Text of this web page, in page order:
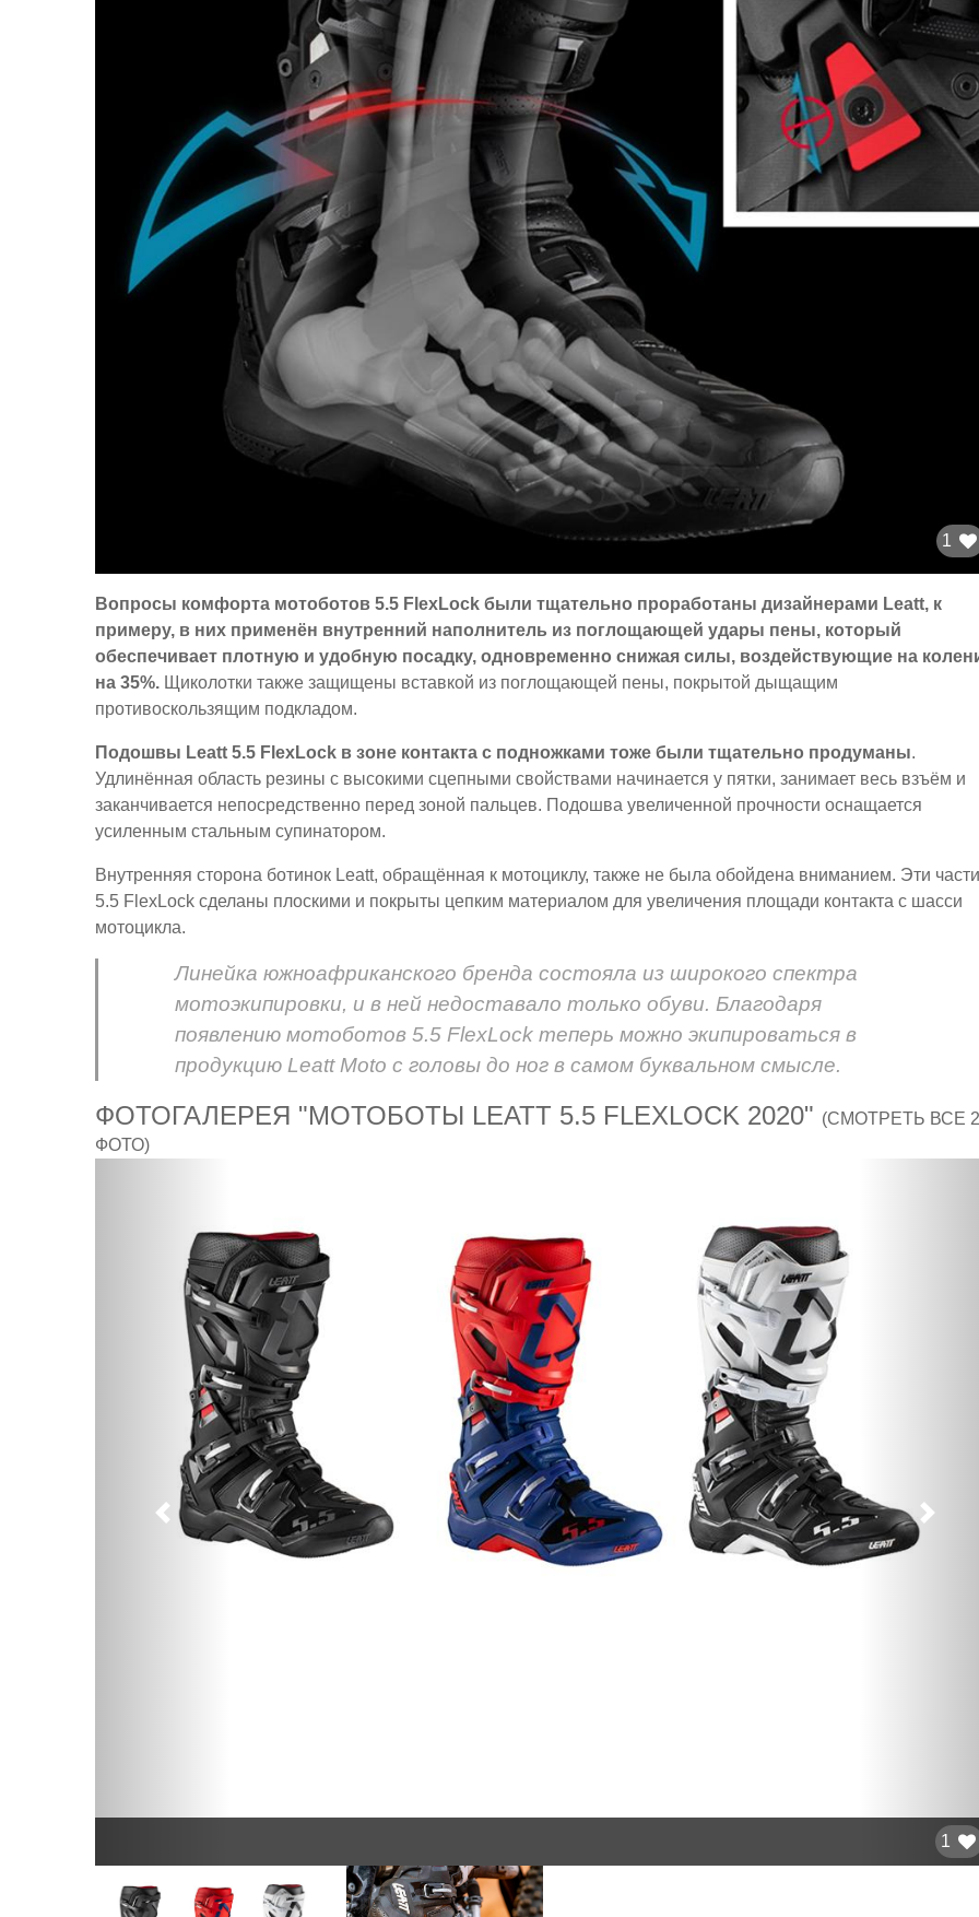
1
Вопросы комфорта мотоботов 5.5 FlexLock были тщательно проработаны дизайнерами Leatt, к
примеру, в них применён внутренний наполнитель из поглощающей удары пены, который
обеспечивает плотную и удобную посадку, одновременно снижая силы, воздействующие на
на 35%. Щиколотки также защищены вставкой из поглощающей пены, покрытой дыщащим
противоскользящим подкладом.
Подошвы Leatt 5.5 FlexLock в зоне контакта с подножками тоже были тщательно продуманы.
Удлинённая область резины с высокими сцепными свойствами начинается у пятки, занимает весь взъём и
заканчивается непосредственно перед зоной пальцев. Подошва увеличенной прочности оснащается
усиленным стальным супинатором.
Внутренняя сторона ботинок Leatt, обращённая к мотоциклу, также не была обойдена вниманием. Эти части
5.5 FlexLock сделаны плоскими и покрыты цепким материалом для увеличения площади контакта с шасси
мотоцикла.
Линейка южноафриканского бренда состояла из широкого спектра
мотоэкипировки, и в ней недоставало только обуви. Благодаря
появлению мотоботов 5.5 FlexLock теперь можно экипироваться в
продукцию Leatt Moto с головы до ног в самом буквальном смысле.
ФОТОГАЛЕРЕЯ "МОТОБОТЫ LEATT 5.5 FLEXLOCK 2020" (СМОТРЕТЬ ВСЕ 2
ФОТО)
Предыдущий
1